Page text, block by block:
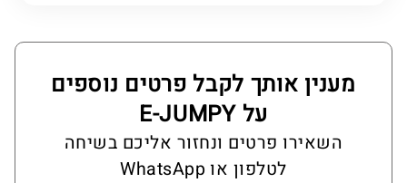
מענין אותך לקבל פרטים נוספים
על E-JUMPY
השאירו פרטים ונחזור אליכם בשיחה
לטלפון או WhatsApp